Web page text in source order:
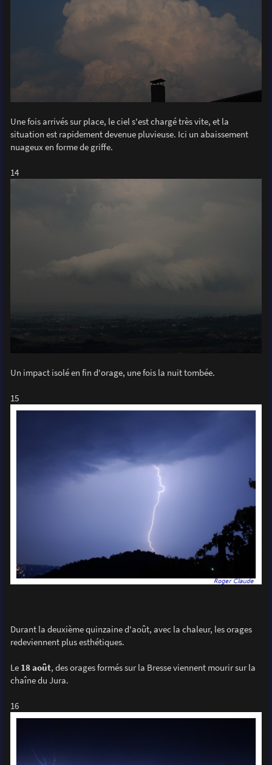
Une fois arrivés sur place, le ciel s'est chargé très vite, et la
situation est rapidement devenue pluvieuse. Ici un abaissement
nuageux en forme de griffe.
14
Un impact isolé en fin d'orage, une fois la nuit tombée.
15
Durant la deuxième quinzaine d'août, avec la chaleur, les orages
redeviennent plus esthétiques.
Le 18 août, des orages formés sur la Bresse viennent mourir sur la
chaîne du Jura.
16